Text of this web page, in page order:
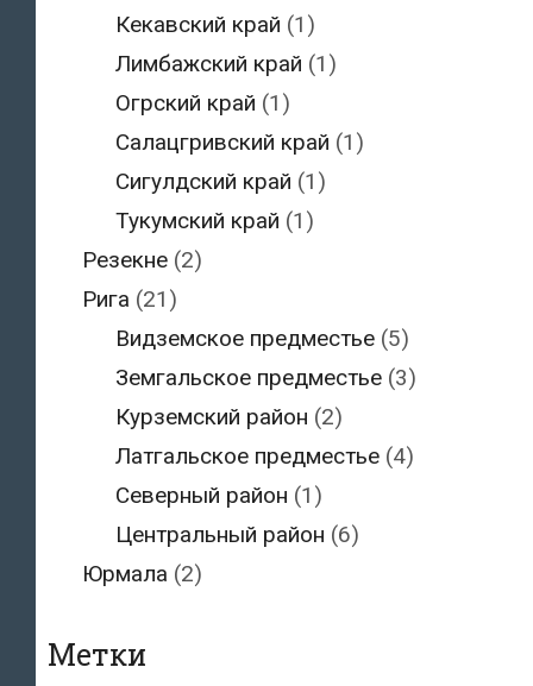
Кекавский край (1)
Лимбажский край (1)
Огрский край (1)
Салацгривский край (1)
Сигулдский край (1)
Тукумский край (1)
Резекне(2)
Рига (21)
Видземское предместье (5)
Земгальское предместье (3)
Курземский район (2)
Латгальское предместье (4)
Северный район (1)
Центральный район (6)
Юрмала (2)
Метки